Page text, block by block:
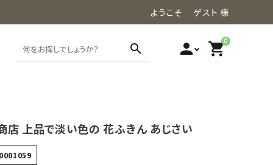
ようこそ ゲスト 様
search person 0
shopping_cart
店 上品で淡い色の 花ふきん あじさい